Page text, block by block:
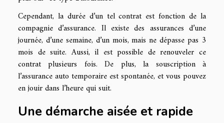
Cependant, la durée d’un tel contrat est fonction de la
compagnie d’assurance. Il existe des assurances d’une
journée, d’une semaine, d’un mois, mais ne dépasse pas 3
mois de suite. Aussi, il est possible de renouveler ce
contrat plusieurs fois. De plus, la souscription à
l’assurance auto temporaire est spontanée, et vous pouvez
en jouir dans l’heure qui suit.
Une démarche aisée et rapide